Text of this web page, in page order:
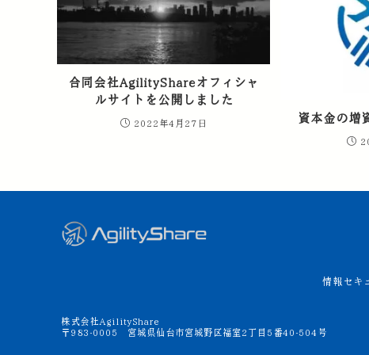
合同会社AgilityShareオフィシャ
ルサイトを公開しました
2022年4月27日 資本金の増
情報セキ
株式会社AgilityShare
〒983-0005 宮城県仙台市宮城野区福室2丁目5番40-504号